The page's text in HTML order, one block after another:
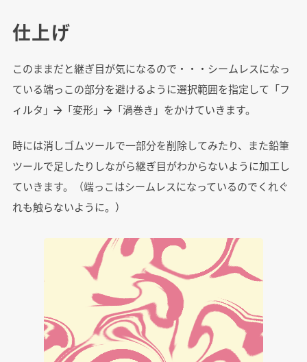
仕上げ
このままだと継ぎ目が気になるので・・・シームレスになっ
ている端っこの部分を避けるように選択範囲を指定して「フ
ィルタ」→「変形」→「渦巻き」をかけていきます。
時には消しゴムツールで一部分を削除してみたり、また鉛筆
ツールで足したりしながら継ぎ目がわからないように加工し
ていきます。（端っこはシームレスになっているのでくれぐ
れも触らないように。）